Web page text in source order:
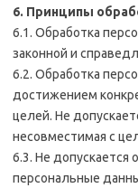
6. Принципы
6.1. Обработка
законной и
6.2. Обработка
достижением
целей. Не
несовместимая с
6.3. Не
персональные